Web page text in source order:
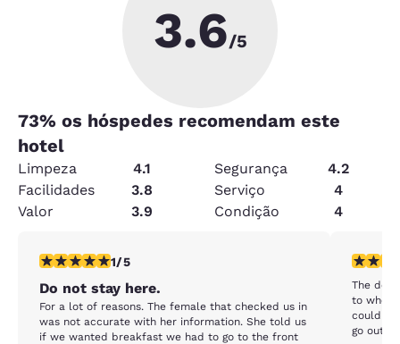
3.6/5
73% os hóspedes recomendam este
hotel
Limpeza 4.1 Segurança
4.2
Facilidades
3.8 Serviço
4
Valor
3.9 Condição 4
classificação 1 estrela. Razoável. 1 avaliação
1/5
Do not stay here.
For a lot of reasons. The female that checked us in
was not accurate with her information. She told us
if we wanted breakfast we had to go to the front
The
to where
could
go